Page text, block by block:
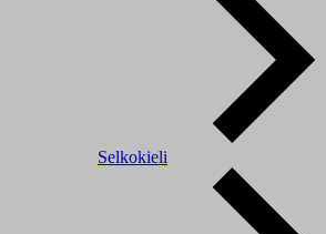
Selkokieli